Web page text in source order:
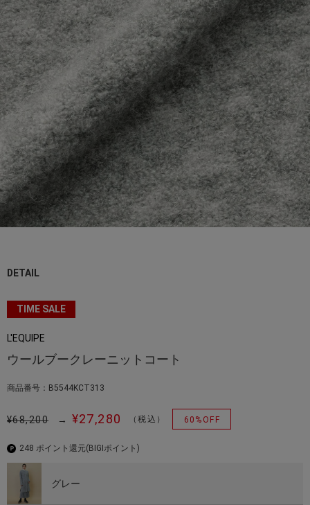
DETAIL
TIME SALE
L'EQUIPE
ウールブークレーニットコート
商品番号：B5544KCT313
¥68,200 → ¥27,280 （税込） 60%OFF
248 ポイント還元(BIGIポイント)
グレー